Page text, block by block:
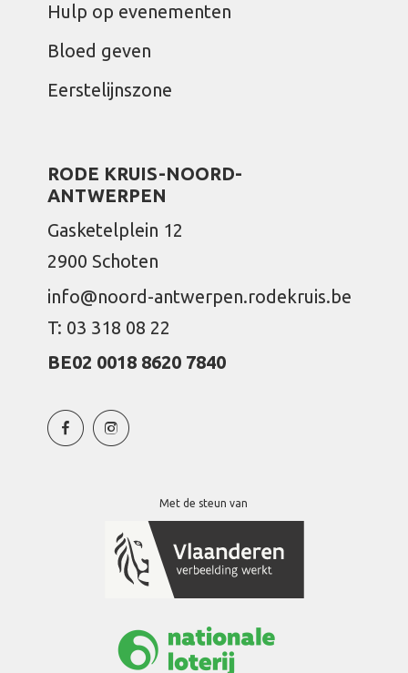
Hulp op evenementen
Bloed geven
Eerstelijnszone
RODE KRUIS-NOORD-
ANTWERPEN
Gasketelplein 12
2900 Schoten
info@noord-antwerpen.rodekruis.be
T: 03 318 08 22
BE02 0018 8620 7840
Met de steun van